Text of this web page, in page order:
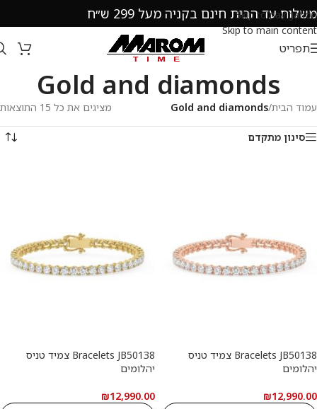
Skip to navigation
Skip to main content
משלוח עד הבית חינם בקניה מעל 299 ש״ח
תפריט
Gold and diamonds
עמוד הבית/
Gold and diamonds מציגים את כל ⁦15⁩ התוצאות
סינון מתקדם
Bracelets JB50138 צמיד טניס
יהלומים
₪12,990.00
Bracelets JB50138 צמיד טניס
יהלומים
₪12,990.00